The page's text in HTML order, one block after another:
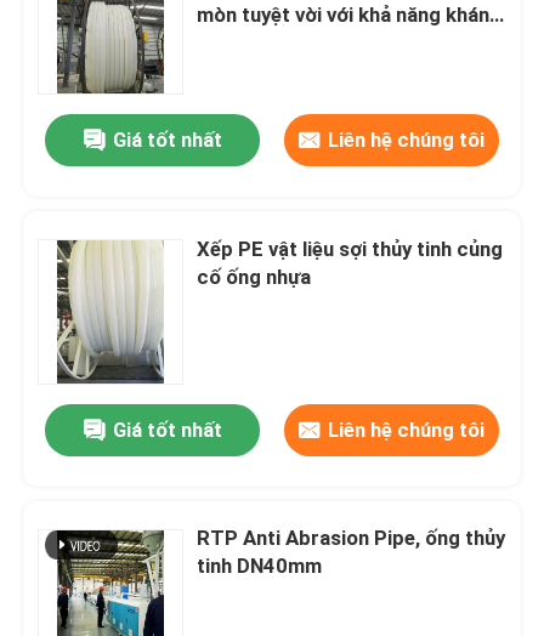
mòn tuyệt vời với khả năng kháng
Giá tốt nhất Liên hệ chúng tôi
Xếp PE vật liệu sợi thủy tinh củng
cố ống nhựa
Giá tốt nhất Liên hệ chúng tôi
RTP Anti Abrasion Pipe, ống thủy
tinh DN40mm